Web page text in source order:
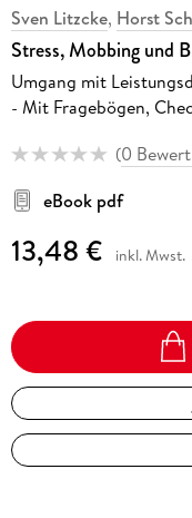
Sven Litzcke, Horst
Stress, Mobbing und
Umgang mit
- Mit Fragebögen,
(0
eBook pdf
13,48 € inkl. Mwst.